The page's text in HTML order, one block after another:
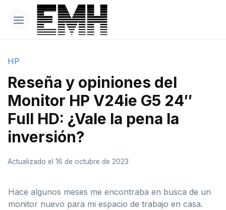
HP
Reseña y opiniones del
Monitor HP V24ie G5 24″
Full HD: ¿Vale la pena la
inversión?
Actualizado el 16 de octubre de 2023
Hace algunos meses me encontraba en busca de un
monitor nuevo para mi espacio de trabajo en casa.